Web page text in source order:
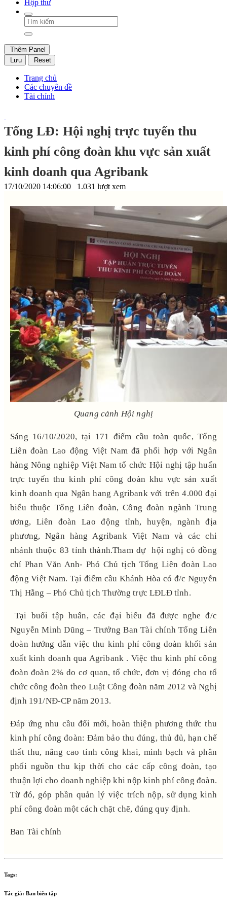
Hộp thư
Thêm Panel
Lưu
Reset
Trang chủ
Các chuyên đề
Tài chính
Tổng LĐ: Hội nghị trực tuyến thu
kinh phí công đoàn khu vực sản xuất
kinh doanh qua Agribank
17/10/2020 14:06:00 1.031 lượt xem
Quang cảnh Hội nghị
Sáng 16/10/2020, tại 171 điểm cầu toàn quốc, Tổng
Liên đoàn Lao động Việt Nam đã phối hợp với Ngân
hàng Nông nghiệp Việt Nam tổ chức Hội nghị tập huấn
trực tuyến thu kinh phí công đoàn khu vực sản xuất
kinh doanh qua Ngân hang Agribank với trên 4.000 đại
biểu thuộc Tổng Liên đoàn, Công đoàn ngành Trung
ương, Liên đoàn Lao động tỉnh, huyện, ngành địa
phương, Ngân hàng Agribank Việt Nam và các chi
nhánh thuộc 83 tỉnh thành.Tham dự hội nghị có đồng
chí Phan Văn Anh- Phó Chủ tịch Tổng Liên đoàn Lao
động Việt Nam. Tại điểm cầu Khánh Hòa có đ/c Nguyễn
Thị Hằng – Phó Chủ tịch Thường trực LĐLĐ tỉnh.
Tại buổi tập huấn, các đại biểu đã được nghe đ/c
Nguyễn Minh Dũng – Trưởng Ban Tài chính Tổng Liên
đoàn hướng dẫn việc thu kinh phí công đoàn khối sản
xuất kinh doanh qua Agribank . Việc thu kinh phí công
đoàn đoàn 2% do cơ quan, tổ chức, đơn vị đóng cho tổ
chức công đoàn theo Luật Công đoàn năm 2012 và Nghị
định 191/NĐ-CP năm 2013.
Đáp ứng nhu cầu đổi mới, hoàn thiện phương thức thu
kinh phí công đoàn: Đảm bảo thu đúng, thủ đủ, hạn chế
thất thu, nâng cao tính công khai, minh bạch và phân
phối nguồn thu kịp thời cho các cấp công đoàn, tạo
thuận lợi cho doanh nghiệp khi nộp kinh phí công đoàn.
Từ đó, góp phần quản lý việc trích nộp, sử dụng kinh
phí công đoàn một cách chặt chẽ, đúng quy định.
Ban Tài chính
Tags:
Tác giả: Ban biên tập